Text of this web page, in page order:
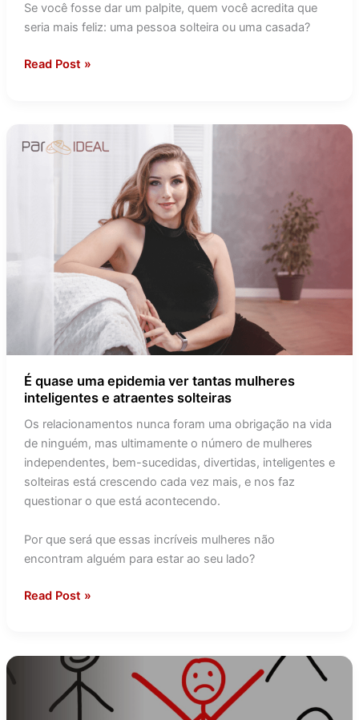
Se você fosse dar um palpite, quem você acredita que
seria mais feliz: uma pessoa solteira ou uma casada?
Read Post »
É quase uma epidemia ver tantas mulheres
inteligentes e atraentes solteiras
Os relacionamentos nunca foram uma obrigação na vida
de ninguém, mas ultimamente o número de mulheres
independentes, bem-sucedidas, divertidas, inteligentes e
solteiras está crescendo cada vez mais, e nos faz
questionar o que está acontecendo.⁠
Por que será que essas incríveis mulheres não
encontram alguém para estar ao seu lado?
quase
mulheres
inteligentes
atraentes
solteiras
Read Post »
cadastramos
todos